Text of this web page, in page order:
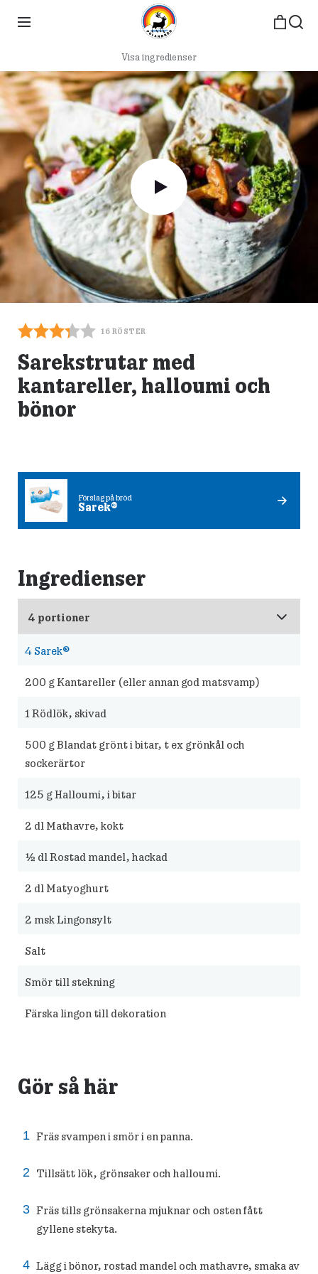
play
Visa ingredienser
16 RÖSTER
Sarekstrutar med
kantareller, halloumi och
bönor
Förslag på bröd
Sarek®
Ingredienser
4 Sarek®
200 g Kantareller (eller annan god matsvamp)
1Rödlök, skivad
500 g Blandat grönt i bitar, t ex grönkål och
sockerärtor
125 g Halloumi, i bitar
2 dl Mathavre, kokt
½ dl Rostad mandel, hackad
2 dl Matyoghurt
2 msk Lingonsylt
Salt
Smör till stekning
Färska lingon till dekoration
Gör så här
Fräs svampen i smör i en panna.
Tillsätt lök, grönsaker och halloumi.
Fräs tills grönsakerna mjuknar och osten fått
gyllene stekyta.
Lägg i bönor, rostad mandel och mathavre, smaka av